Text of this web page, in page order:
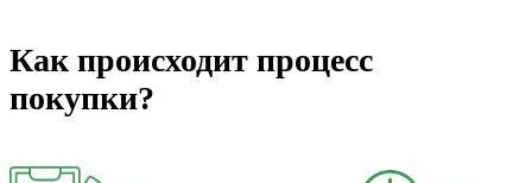
Как происходит процесс
покупки?